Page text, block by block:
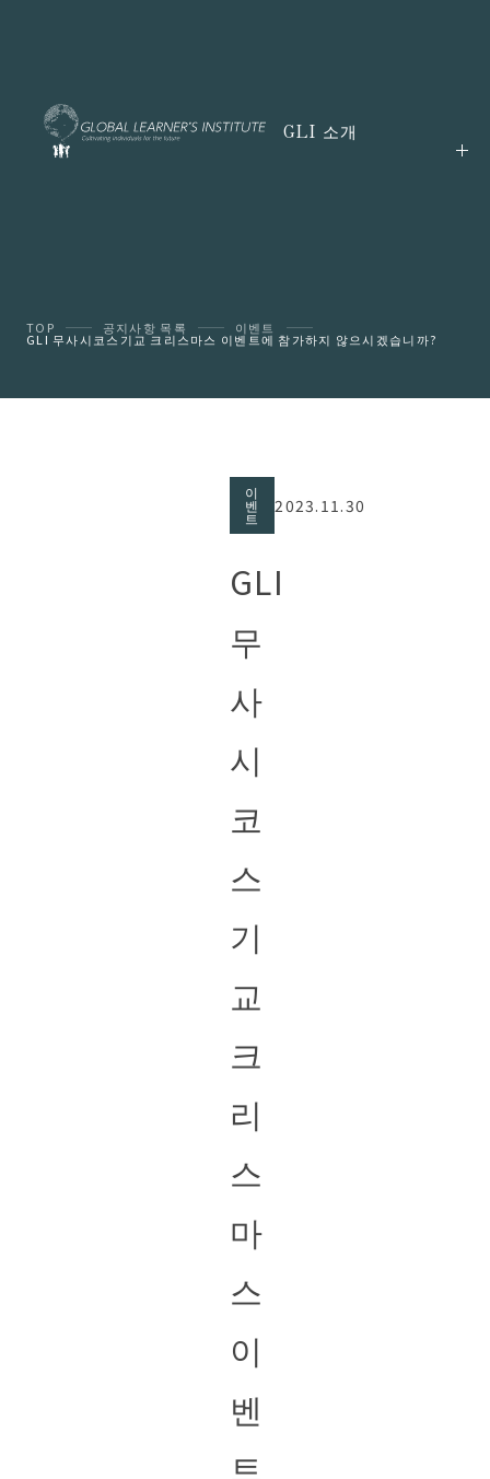
GLI 소개
TOP 공지사항 목록 이벤트
GLI 무사시코스기교 크리스마스 이벤트에 참가하지 않으시겠습니까?
이
벤
트
2023.11.30
GLI
무
사
시
코
스
기
교
크
리
스
마
스
이
벤
트